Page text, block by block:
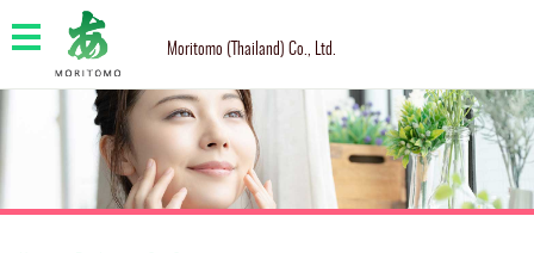
Moritomo (Thailand) Co., Ltd.